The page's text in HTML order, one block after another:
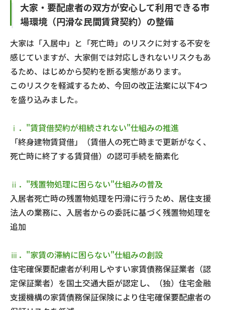
大家・要配慮者の双方が安心して利用できる市
場環境（円滑な民間賃貸契約）の整備
大家は「入居中」と「死亡時」のリスクに対する不安を
感じていますが、大家側では対応しきれないリスクもあ
るため、はじめから契約を断る実態があります。
このリスクを軽減するため、今回の改正法案に以下4つ
を盛り込みました。
ⅰ．"賃貸借契約が相続されない"仕組みの推進
「終身建物賃貸借」（賃借人の死亡時まで更新がなく、
死亡時に終了する賃貸借）の認可手続を簡素化
ⅱ．"残置物処理に困らない"仕組みの普及
入居者死亡時の残置物処理を円滑に行うため、居住支援
法人の業務に、入居者からの委託に基づく残置物処理を
追加
ⅲ．"家賃の滞納に困らない"仕組みの創設
住宅確保要配慮者が利用しやすい家賃債務保証業者（認
定保証業者）を国土交通大臣が認定し、（独）住宅金融
支援機構の家賃債務保証保険により住宅確保要配慮者の